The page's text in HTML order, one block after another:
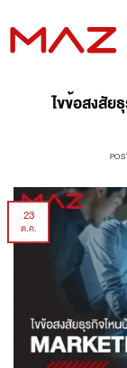
ไขข้อสงสัย
23
ต.ค.